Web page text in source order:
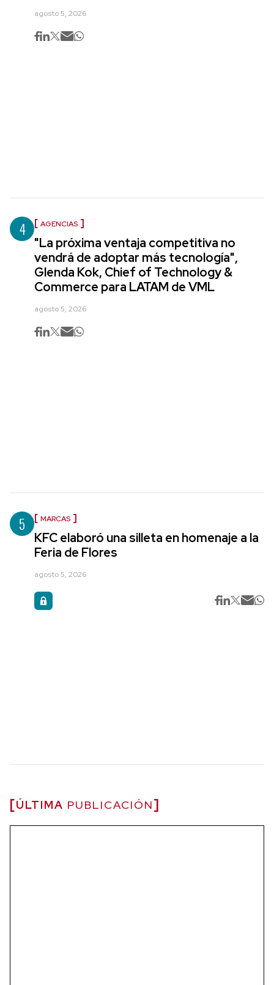
agosto 5, 2026
4 AGENCIAS
"La próxima ventaja competitiva no
vendrá de adoptar más tecnología",
Glenda Kok, Chief of Technology &
Commerce para LATAM de VML
agosto 5, 2026
5 MARCAS
KFC elaboró una silleta en homenaje a la
Feria de Flores
agosto 5, 2026
ÚLTIMA PUBLICACIÓN